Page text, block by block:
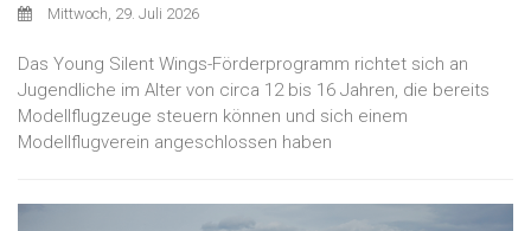
Mittwoch, 29. Juli 2026
Das Young Silent Wings-Förderprogramm richtet sich an
Jugendliche im Alter von circa 12 bis 16 Jahren, die bereits
Modellflugzeuge steuern können und sich einem
Modellflugverein angeschlossen haben